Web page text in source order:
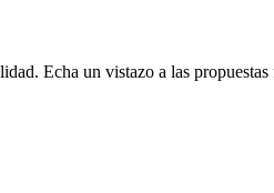
Echa un vistazo a las